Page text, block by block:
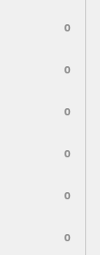
0
0
0
0
0
0